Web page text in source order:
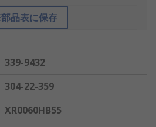
部品表に保存
339-9432
304-22-359
XR0060HB55